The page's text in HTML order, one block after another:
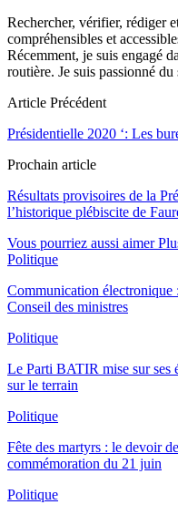
Rechercher, vérifier, rédiger
compréhensibles et
Récemment, je suis engagé
routière. Je suis passionné
Article Précédent
Présidentielle 2020 ‘: Les
Prochain article
Résultats provisoires de la
l’historique plébiscite de
Vous pourriez aussi aimer
Politique
Communication électronique
Conseil des ministres
Politique
Le Parti BATIR mise sur ses
sur le terrain
Politique
Fête des martyrs : le devoir
commémoration du 21 juin
Politique